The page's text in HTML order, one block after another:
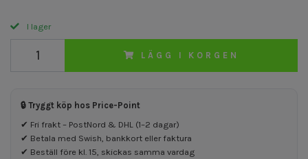
I lager
LÄGG I KORGEN
🔒 Tryggt köp hos Price-Point
✔ Fri frakt – PostNord & DHL (1–2 dagar)
✔ Betala med Swish, bankkort eller faktura
✔ Beställ före kl. 15, skickas samma vardag